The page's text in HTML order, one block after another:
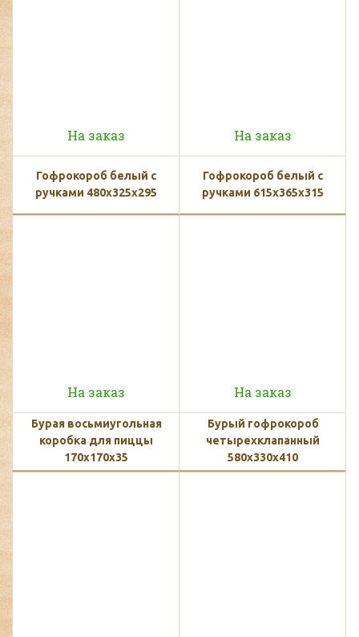
На заказ
Гофрокороб белый с
ручками 480х325х295
На заказ
Гофрокороб белый с
ручками 615х365х315
На заказ
Бурая восьмиугольная
коробка для пиццы
170x170x35
На заказ
Бурый гофрокороб
четырехклапанный
580х330х410